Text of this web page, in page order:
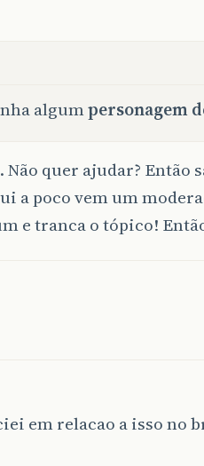
algumpersonagem
quer ajudar? Então
a poco vem um
e tranca o tópico!
em relacao a isso no